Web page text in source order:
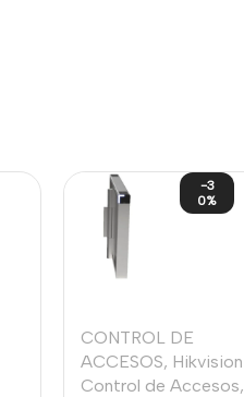
-3
0%
CONTROL DE
ACCESOS, Hikvision
Control de Accesos,